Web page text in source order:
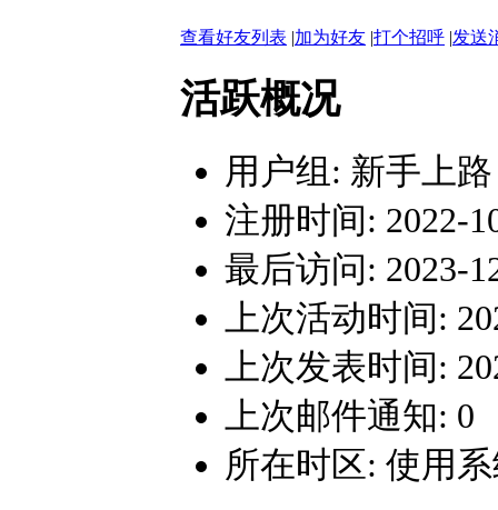
查看好友列表 |加为好友 |打个招呼 |发送
活跃概况
用户组: 新手上路
注册时间: 2022-
最后访问: 2023-
上次活动时间:
上次发表时间:
上次邮件通知: 0
所在时区: 使用